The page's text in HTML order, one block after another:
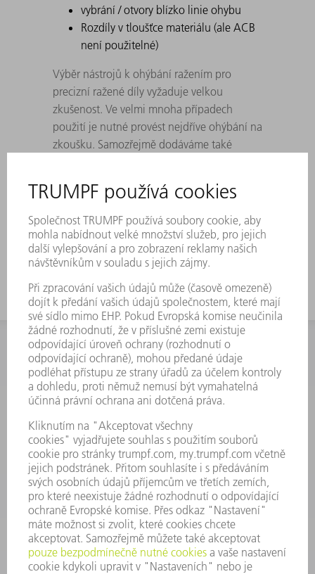
vybrání / otvory blízko linie ohybu
Rozdíly v tloušťce materiálu (ale ACB
není použitelné)
Výběr nástrojů k ohýbání ražením pro
precizní ražené díly vyžaduje velkou
zkušenost. Ve velmi mnoha případech
použití je nutné provést nejdříve ohýbání na
zkoušku. Samozřejmě dodáváme také
horních nástrojů. Rohové nástroje budou
nahrazeny 100 mm dílci.
INFORMACE
Často kladené dotazy
Všeobecné obchodní podmínky
KONTAKTNÍ ÚDAJE
Náhradní díly
+420 251 106 254
Po - čt 8:00 - 17:00
Pá 8:00 - 16:00
ND@trumpf.com
KONTAKTNÍ ÚDAJE
Nástroje
+420 251 106 250
Po - pá 8:00 - 16:00